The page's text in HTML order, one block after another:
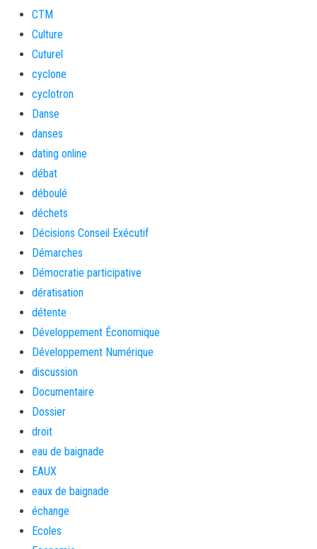
CTM
Culture
Cuturel
cyclone
cyclotron
Danse
danses
dating online
débat
déboulé
déchets
Décisions Conseil Exécutif
Démarches
Démocratie participative
dératisation
détente
Développement Économique
Développement Numérique
discussion
Documentaire
Dossier
droit
eau de baignade
EAUX
eaux de baignade
échange
Ecoles